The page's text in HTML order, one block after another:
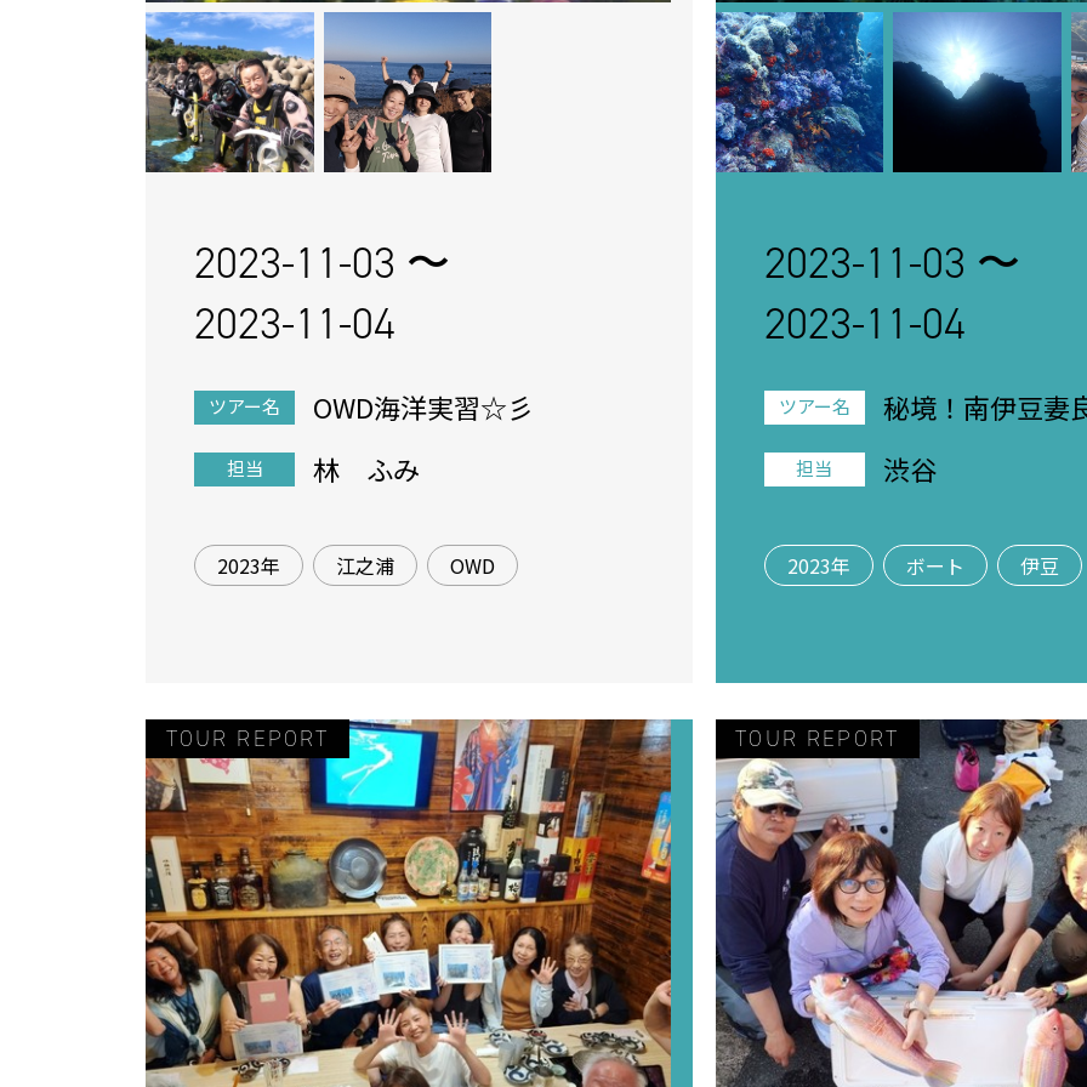
2023-11-03 〜
2023-11-04
ツアー名 OWD海洋実習☆彡
担当 林 ふみ
2023年 江之浦 OWD
2023-11-03 〜
2023-11-04
ツアー名
秘境！南伊豆妻
担当 渋谷
2023年 ボート 伊豆